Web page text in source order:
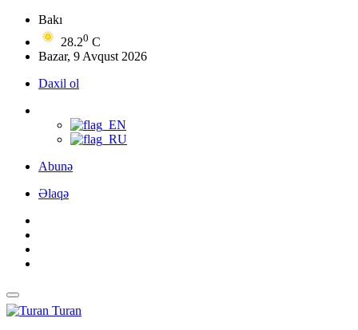
Bakı
28.20 C
Bazar, 9 Avqust 2026
Daxil ol
Abunə
Əlaqə
Turan